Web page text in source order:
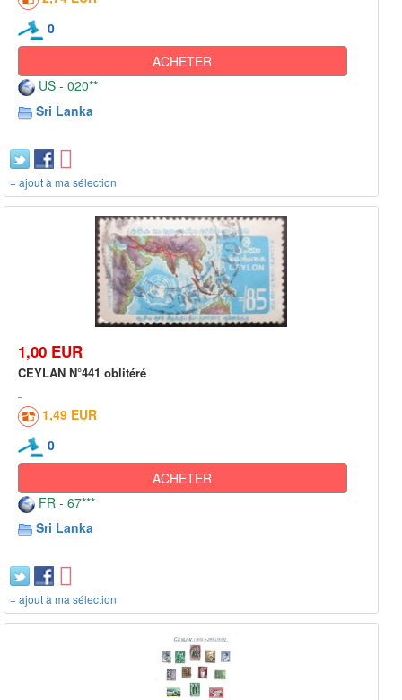
0
ACHETER
US - 020**
Sri Lanka
+ ajout à ma sélection
1,00 EUR
CEYLAN N°441 oblitéré
1,49 EUR
0
ACHETER
FR - 67***
Sri Lanka
+ ajout à ma sélection